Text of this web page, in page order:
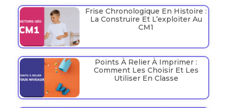
Frise Chronologique En Histoire :
La Construire Et L’exploiter Au
CM1
Points À Relier À Imprimer :
Comment Les Choisir Et Les
Utiliser En Classe